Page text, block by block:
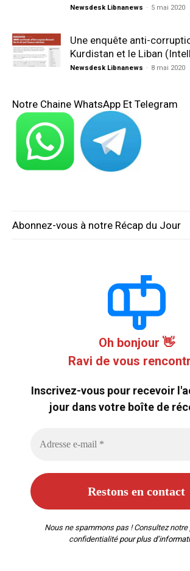
Newsdesk Libnanews - 5 mai 2020
Une enquête anti-
Kurdistan et le Liban
Newsdesk Libnanews - 8 mai 2020
Notre Chaine WhatsApp Et Telegram
Abonnez-vous à notre Récap du Jour
Oh bonjour 👋
Ravi de vous
Inscrivez-vous pour recevoir
jour dans votre boîte de
Nous ne spammons pas ! Consultez notre
confidentialitépour plus